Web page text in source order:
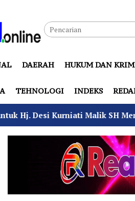
DAERAH HUKUM DAN
TEHNOLOGI INDEKS
Malik SH Menjadi Kepala Desa